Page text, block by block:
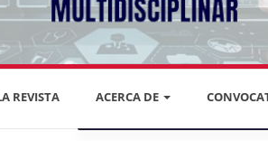
REVISTA ACERCA DE